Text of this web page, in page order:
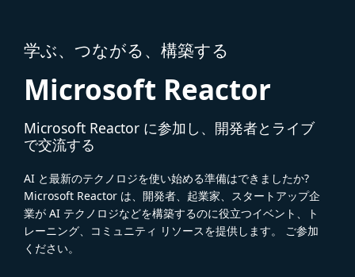
学ぶ、つながる、構築する
Microsoft Reactor
Microsoft Reactor に参加し、開発者とライブ
で交流する
AI と最新のテクノロジを使い始める準備はできましたか?
Microsoft Reactor は、開発者、起業家、スタートアップ企
業が AI テクノロジなどを構築するのに役立つイベント、ト
レーニング、コミュニティ リソースを提供します。 ご参加
ください。